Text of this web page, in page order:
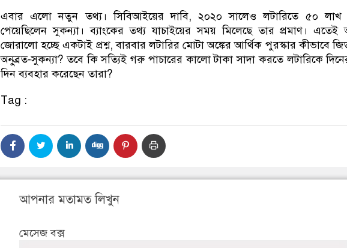
এবার এলো নতুন তথ্য। সিবিআইয়ের দাবি, ২০২০ সালেও লটারিতে ৫০ লাখ
পেয়েছিলেন সুকন্যা। ব্যাংকের তথ্য যাচাইয়ের সময় মিলেছে তার প্রমাণ।
জোরালো হচ্ছে একটাই প্রশ্ন, বারবার লটারির মোটা অঙ্কের আর্থিক পুরস্কার কীভাবে
অনুব্রত-সুকন্যা? তবে কি সত্যিই গরু পাচারের কালো টাকা সাদা করতে লটারিকে
দিন ব্যবহার করেছেন তারা?
Tag :
আপনার মতামত লিখুন
মেসেজ বক্স